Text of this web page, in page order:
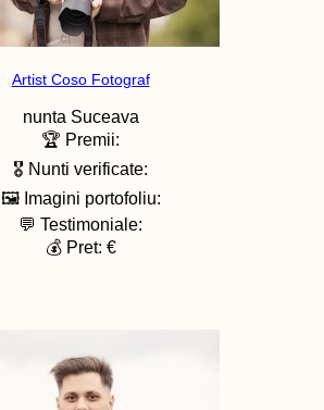
Artist Coso Fotograf
nunta Suceava
🏆 Premii:
🎖️ Nunti verificate:
🖼️ Imagini portofoliu:
💬 Testimoniale:
💰 Pret: €